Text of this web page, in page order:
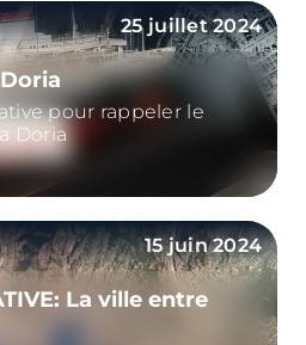
25 juillet 2024
pour rappeler le
Doria
15 juin 2024
La ville entre